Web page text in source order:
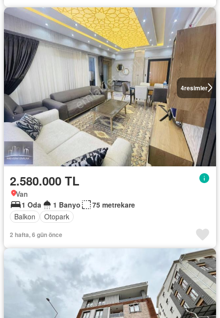
4resimler
2.580.000 TL
Van
1 Oda
1 Banyo
75 metrekare
Balkon
Otopark
2 hafta, 6 gün önce